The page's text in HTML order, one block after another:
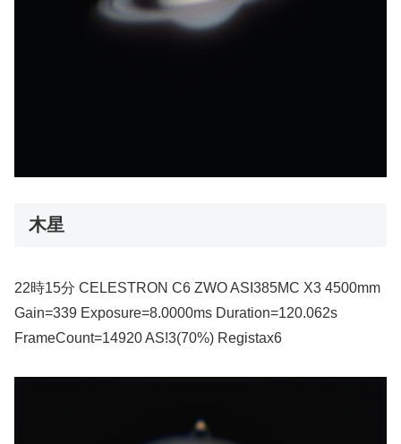
木星
22時15分 CELESTRON C6 ZWO ASI385MC X3 4500mm
Gain=339 Exposure=8.0000ms Duration=120.062s
FrameCount=14920 AS!3(70%) Registax6